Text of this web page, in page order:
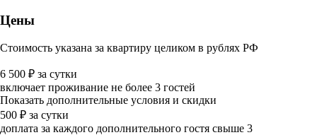
Цены
Стоимость указана за квартиру целиком в рублях РФ
6 500 ₽ за сутки
включает проживание не более 3 гостей
Показать дополнительные условия и скидки
500 ₽ за сутки
доплата за каждого дополнительного гостя свыше 3